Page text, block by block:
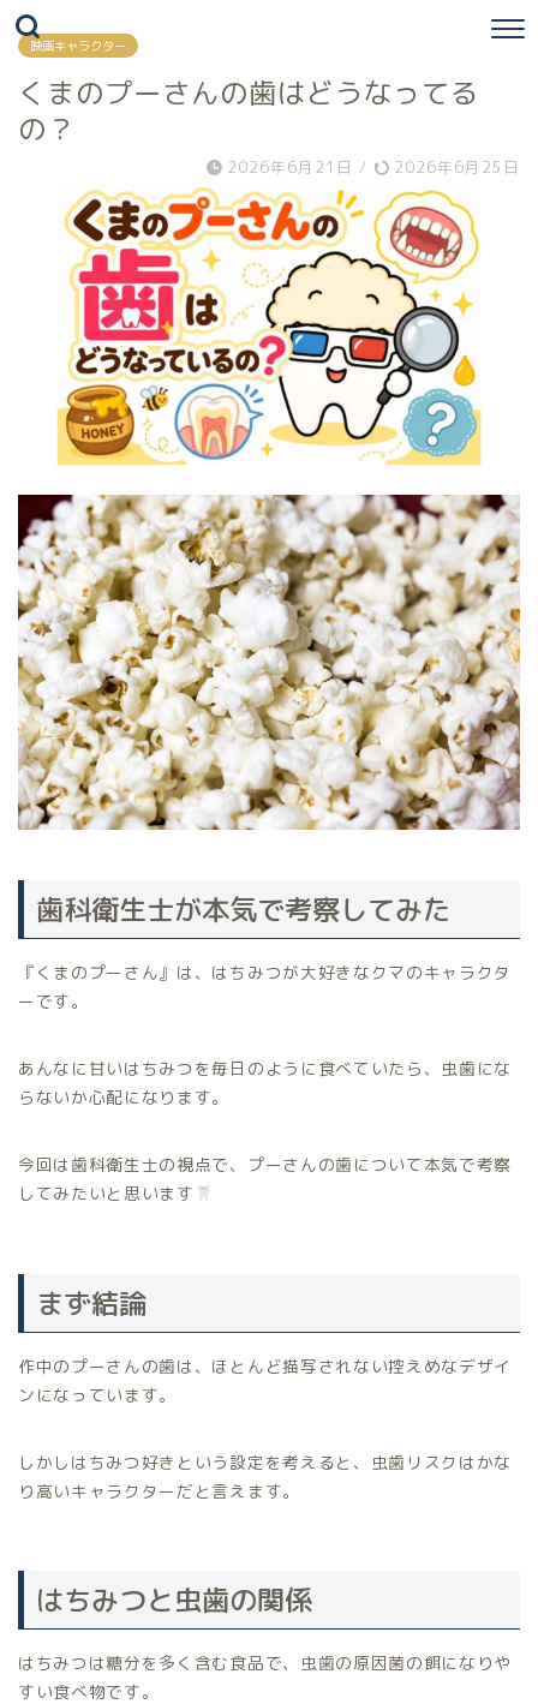
映画キャラクター
くまのプーさんの歯はどうなってる
の？
2026年6月21日 / 2026年6月25日
歯科衛生士が本気で考察してみた
『くまのプーさん』は、はちみつが大好きなクマのキャラクタ
ーです。
あんなに甘いはちみつを毎日のように食べていたら、虫歯にな
らないか心配になります。
今回は歯科衛生士の視点で、プーさんの歯について本気で考察
してみたいと思います
まず結論
作中のプーさんの歯は、ほとんど描写されない控えめなデザイ
ンになっています。
しかしはちみつ好きという設定を考えると、虫歯リスクはかな
り高いキャラクターだと言えます。
はちみつと虫歯の関係
はちみつは糖分を多く含む食品で、虫歯の原因菌の餌になりや
すい食べ物です。